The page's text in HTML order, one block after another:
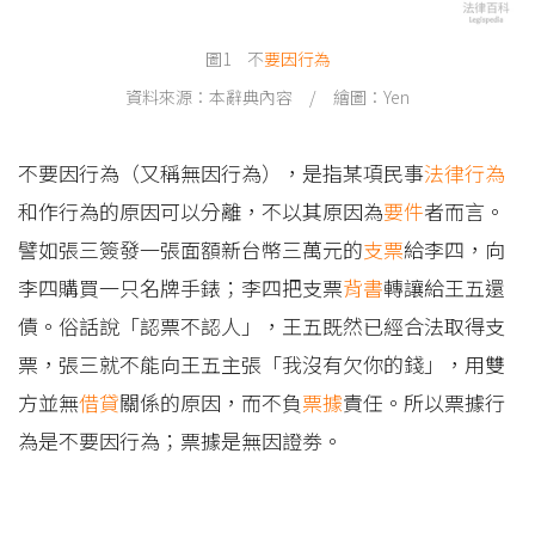
圖1 不要因行為
資料來源：本辭典內容 / 繪圖：Yen
不要因行為（又稱無因行為），是指某項民事法律行為
和作行為的原因可以分離，不以其原因為要件者而言。
譬如張三簽發一張面額新台幣三萬元的支票給李四，向
李四購買一只名牌手錶；李四把支票背書轉讓給王五還
債。俗話說「認票不認人」，王五既然已經合法取得支
票，張三就不能向王五主張「我沒有欠你的錢」，用雙
方並無借貸關係的原因，而不負票據責任。所以票據行
為是不要因行為；票據是無因證劵。